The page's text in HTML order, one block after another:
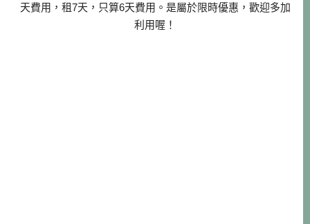
天費用，租7天，只算6天費用。是屬於限時優惠，歡迎多加
利用喔！